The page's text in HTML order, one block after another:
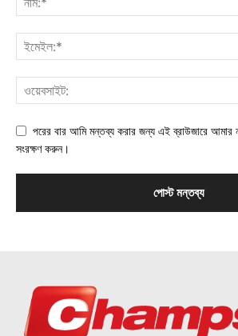
পরের বার আমি মন্তব্য করার জন্য এই ব্রাউজারে আমার
সংরক্ষণ করুন।